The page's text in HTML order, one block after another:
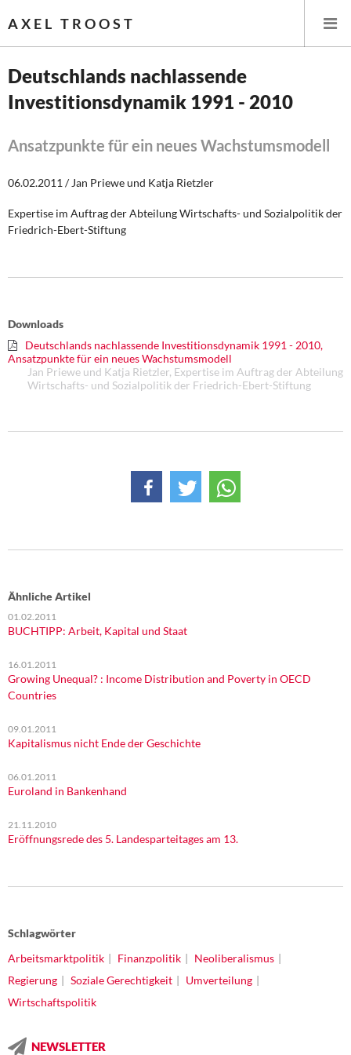
AXEL TROOST
Startseite
Themen
Leitlinien linker Wirtschafts- und Finanzpolitik
Wirtschaftspolitik
Eurokrise und Griechenland
DIE LINKE
Memo-Gruppe
Institut Solidarische Moderne
Über mich
Kontakt
Deutschlands nachlassende
Investitionsdynamik 1991 - 2010
Ansatzpunkte für ein neues Wachstumsmodell
06.02.2011 / Jan Priewe und Katja Rietzler
Expertise im Auftrag der Abteilung Wirtschafts- und Sozialpolitik der
Friedrich-Ebert-Stiftung
Downloads
Deutschlands nachlassende Investitionsdynamik 1991 - 2010,
Ansatzpunkte für ein neues Wachstumsmodell
Jan Priewe und Katja Rietzler, Expertise im Auftrag der Abteilung
Wirtschafts- und Sozialpolitik der Friedrich-Ebert-Stiftung
Ähnliche Artikel
01.02.2011
BUCHTIPP: Arbeit, Kapital und Staat
16.01.2011
Growing Unequal? : Income Distribution and Poverty in OECD
Countries
09.01.2011
Kapitalismus nicht Ende der Geschichte
06.01.2011
Euroland in Bankenhand
21.11.2010
Eröffnungsrede des 5. Landesparteitages am 13.
Schlagwörter
Arbeitsmarktpolitik
Finanzpolitik
Neoliberalismus
Regierung
Soziale Gerechtigkeit
Umverteilung
Wirtschaftspolitik
NEWSLETTER